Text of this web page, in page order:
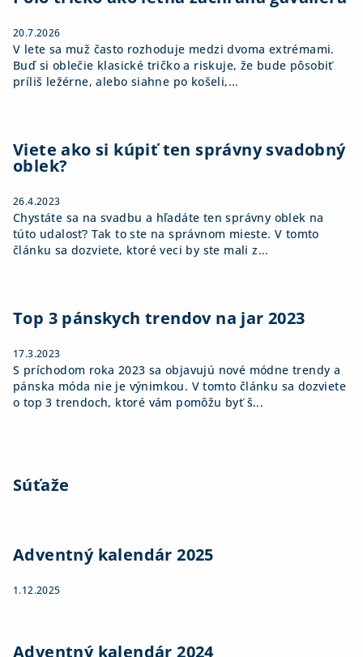
20.7.2026
V lete sa muž často rozhoduje medzi dvoma extrémami.
Buď si oblečie klasické tričko a riskuje, že bude pôsobiť
príliš ležérne, alebo siahne po košeli,...
Viete ako si kúpiť ten správny svadobný
oblek?
26.4.2023
Chystáte sa na svadbu a hľadáte ten správny oblek na
túto udalosť? Tak to ste na správnom mieste. V tomto
článku sa dozviete, ktoré veci by ste mali z...
Top 3 pánskych trendov na jar 2023
17.3.2023
S príchodom roka 2023 sa objavujú nové módne trendy a
pánska móda nie je výnimkou. V tomto článku sa dozviete
o top 3 trendoch, ktoré vám pomôžu byť š...
Súťaže
Adventný kalendár 2025
1.12.2025
Adventný kalendár 2024